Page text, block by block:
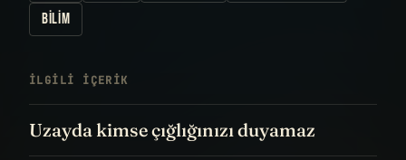
BILIM
İLGILI IÇERIK
Uzayda kimse çığlığınızı duyamaz